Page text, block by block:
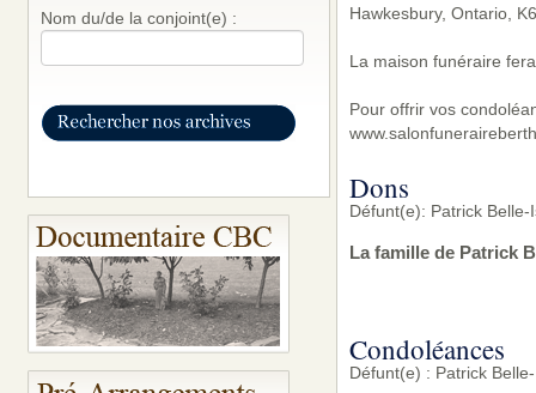
Nom du/de la conjoint(e) :
Hawkesbury, Ontario,
La maison funéraire
Pour offrir vos
Dons
Défunt(e): Patrick
La famille de Patrick
Condoléances
Défunt(e) : Patrick